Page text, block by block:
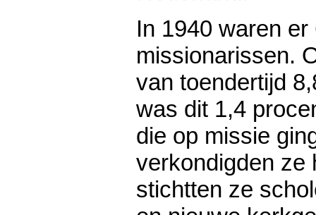
In 1940 waren
missionarissen.
van toendertijd
was dit 1,4
die op missie
verkondigden ze
stichtten ze